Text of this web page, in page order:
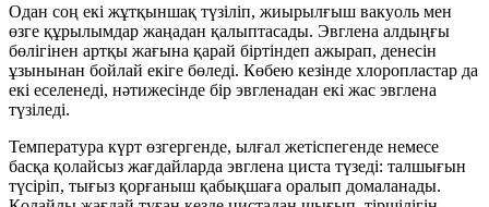
Одан соң екі жұтқыншақ түзіліп, жиырылғыш вакуоль мен
өзге құрылымдар жаңадан қалыптасады. Эвглена алдыңғы
бөлігінен артқы жағына қарай біртіндеп ажырап, денесін
ұзынынан бойлай екіге бөледі. Көбею кезінде хлоропластар да
екі еселенеді, нәтижесінде бір эвгленадан екі жас эвглена
түзіледі.
Температура күрт өзгергенде, ылғал жетіспегенде немесе
басқа қолайсыз жағдайларда эвглена циста түзеді: талшығын
түсіріп, тығыз қорғаныш қабықшаға оралып домаланады.